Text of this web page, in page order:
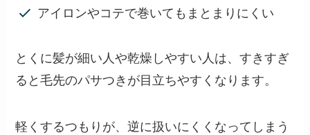
アイロンやコテで巻いてもまとまりにくい
とくに髪が細い人や乾燥しやすい人は、すきすぎ
ると毛先のパサつきが目立ちやすくなります。
軽くするつもりが、逆に扱いにくくなってしまう